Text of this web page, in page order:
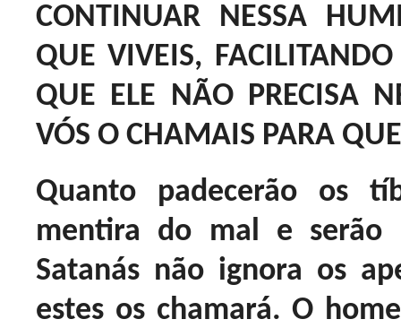
CONTINUAR NESSA
QUE VIVEIS,
QUE ELE NÃO PRECISA
VÓS O CHAMAIS PARA
Quanto padecerão os
mentira do mal e serão
Satanás não ignora os
estes os chamará. O